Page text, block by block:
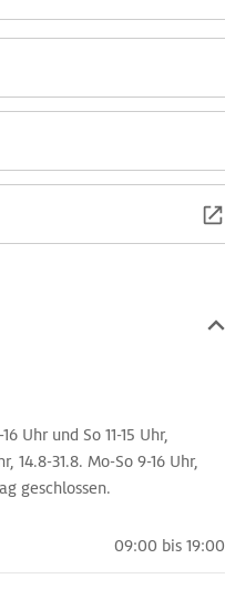
Uhr und So 11-15 Uhr,
14.8-31.8. Mo-So 9-16 Uhr,
geschlossen.
09:00 bis 19:00